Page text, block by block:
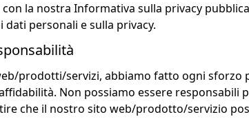
la nostra Informativa sulla privacy
personali e sulla privacy.
prodotti/servizi, abbiamo fatto ogni
Non possiamo essere responsabili
che il nostro sito web/prodotto/servizio